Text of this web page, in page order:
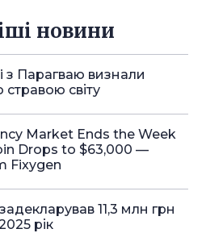
новини
з Парагваю визнали
світу
Market Ends the Week
Drops to $63,000 —
Fixygen
11,3 млн грн
рік